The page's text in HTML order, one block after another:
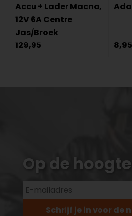
Accu + Lader Macna,
12V 6A Centre
Jas/Broek
129,95
8,95
Op de
Schrijf je in voor de